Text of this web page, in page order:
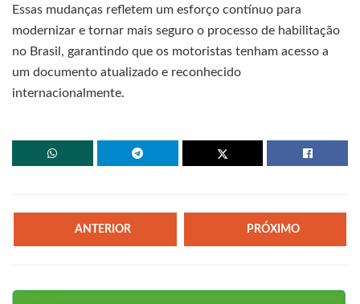
Essas mudanças refletem um esforço contínuo para
modernizar e tornar mais seguro o processo de habilitação
no Brasil, garantindo que os motoristas tenham acesso a
um documento atualizado e reconhecido
internacionalmente.
ANTERIOR PRÓXIMO